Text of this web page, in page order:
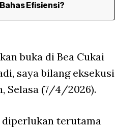
Bahas Efisiensi?
buka di Bea Cukai
saya bilang eksekusi
Selasa (7/4/2026).
diperlukan terutama